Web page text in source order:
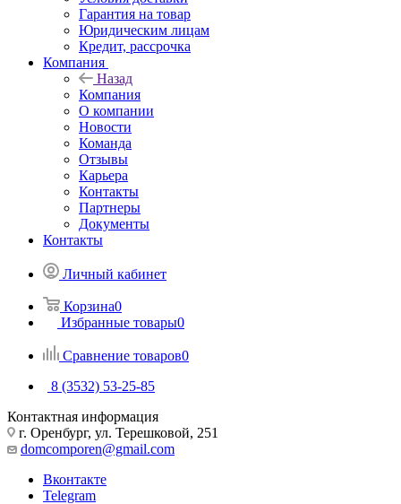
Гарантия на товар
Юридическим лицам
Кредит, рассрочка
Компания
Назад
Компания
О компании
Новости
Команда
Отзывы
Карьера
Контакты
Партнеры
Документы
Контакты
Личный кабинет
Корзина0
Избранные товары0
Сравнение товаров0
8 (3532) 53-25-85
Контактная информация
г. Оренбург, ул. Терешковой, 251
domcomporen@gmail.com
Вконтакте
Telegram